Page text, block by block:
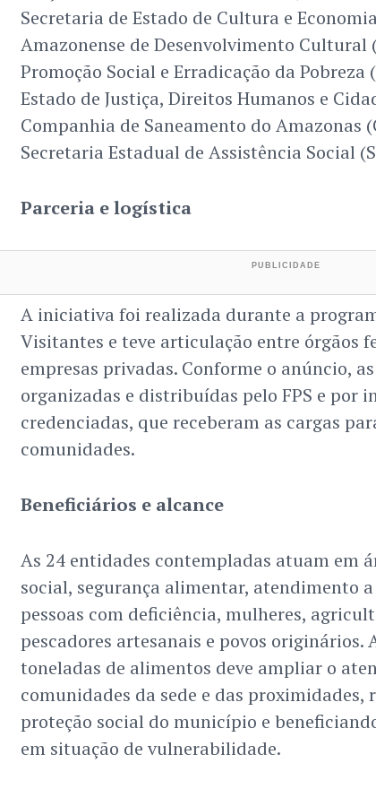
Secretaria de Estado de Cultura e
Amazonense de Desenvolvimento Cultural
Promoção Social e Erradicação da Pobreza
Estado de Justiça, Direitos Humanos e
Companhia de Saneamento do Amazonas
Secretaria Estadual de Assistência Social
Parceria e logística
A iniciativa foi realizada durante a
Visitantes e teve articulação entre órgãos
empresas privadas. Conforme o anúncio,
organizadas e distribuídas pelo FPS e por
credenciadas, que receberam as cargas
comunidades.
Beneficiários e alcance
As 24 entidades contempladas atuam em
social, segurança alimentar, atendimento
pessoas com deficiência, mulheres,
pescadores artesanais e povos originários.
toneladas de alimentos deve ampliar o
comunidades da sede e das proximidades,
proteção social do município e
em situação de vulnerabilidade.